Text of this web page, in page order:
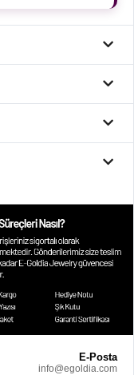
E-Posta
info@egoldia.com